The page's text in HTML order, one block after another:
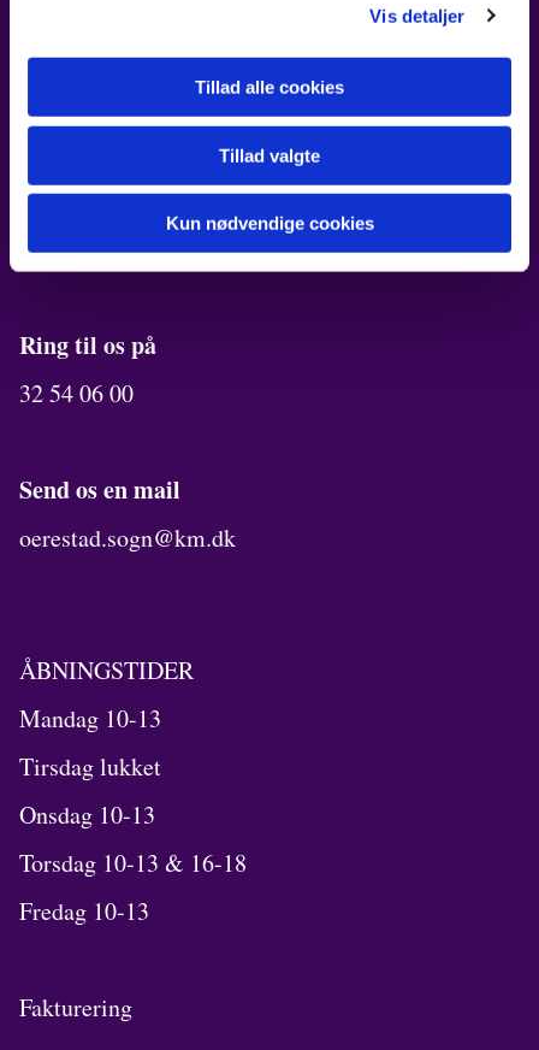
Vis detaljer
Tillad alle cookies
Tillad valgte
Kun nødvendige cookies
Robert Jacobsens Vej 72B
Robert Jacobsens Vej 70A
Menighedslokaler
Robert Jacobsens Vej 66A
Ring til os på
32 54 06 00
Send os en mail
oerestad.sogn@km.dk
ÅBNINGSTIDER
Mandag 10-13
Tirsdag lukket
Onsdag 10-13
Torsdag 10-13 & 16-18
Fredag 10-13
Fakturering